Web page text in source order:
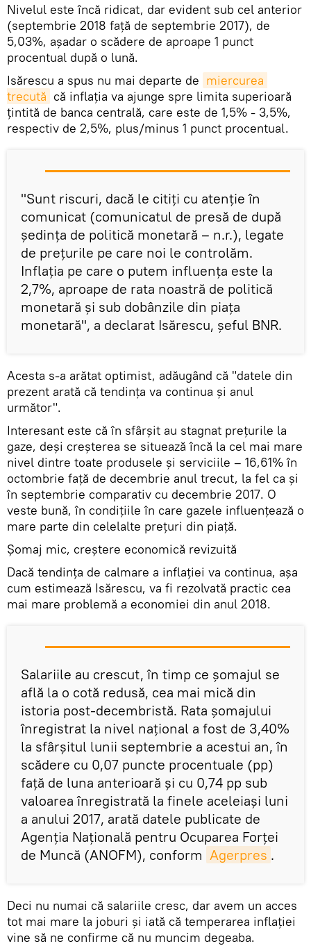
Nivelul este încă ridicat, dar evident sub cel anterior
(septembrie 2018 față de septembrie 2017), de
5,03%, așadar o scădere de aproape 1 punct
procentual după o lună.
Isărescu a spus nu mai departe de miercurea
trecută că inflaţia va ajunge spre limita superioară
ţintită de banca centrală, care este de 1,5% - 3,5%,
respectiv de 2,5%, plus/minus 1 punct procentual.
"Sunt riscuri, dacă le citiţi cu atenţie în
comunicat (comunicatul de presă de după
şedinţa de politică monetară – n.r.), legate
de preţurile pe care noi le controlăm.
Inflaţia pe care o putem influenţa este la
2,7%, aproape de rata noastră de politică
monetară şi sub dobânzile din piaţa
monetară", a declarat Isărescu, șeful BNR.
Acesta s-a arătat optimist, adăugând că "datele din
prezent arată că tendinţa va continua şi anul
următor".
Interesant este că în sfârșit au stagnat prețurile la
gaze, deși creșterea se situează încă la cel mai mare
nivel dintre toate produsele și serviciile – 16,61% în
octombrie față de decembrie anul trecut, la fel ca și
în septembrie comparativ cu decembrie 2017. O
veste bună, în condițiile în care gazele influențează o
mare parte din celelalte prețuri din piață.
Șomaj mic, creștere economică revizuită
Dacă tendința de calmare a inflației va continua, așa
cum estimează Isărescu, va fi rezolvată practic cea
mai mare problemă a economiei din anul 2018.
Salariile au crescut, în timp ce șomajul se
află la o cotă redusă, cea mai mică din
istoria post-decembristă. Rata şomajului
înregistrat la nivel naţional a fost de 3,40%
la sfârşitul lunii septembrie a acestui an, în
scădere cu 0,07 puncte procentuale (pp)
faţă de luna anterioară şi cu 0,74 pp sub
valoarea înregistrată la finele aceleiaşi luni
a anului 2017, arată datele publicate de
Agenţia Naţională pentru Ocuparea Forţei
de Muncă (ANOFM), conform Agerpres .
Deci nu numai că salariile cresc, dar avem un acces
tot mai mare la joburi și iată că temperarea inflației
vine să ne confirme că nu muncim degeaba.